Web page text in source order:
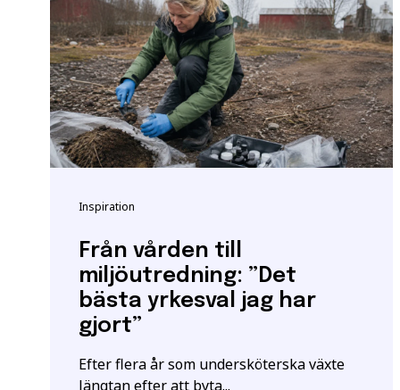
Inspiration
Från vården till
miljöutredning: ”Det
bästa yrkesval jag har
gjort”
Efter flera år som undersköterska växte
längtan efter att byta...
E-post*
*Observera att detta inte
Jag ger
Vänligen notera: För
yrkeshögskolan krävs
att vi registrerar
För mer information
Samordningsnummer |
Grundläggande